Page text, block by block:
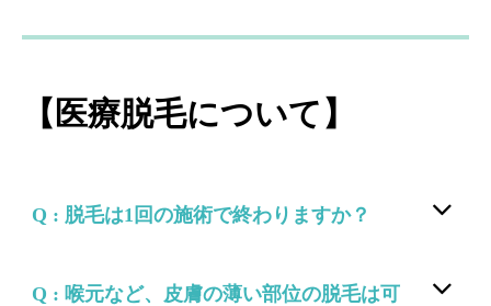
【医療脱毛について】
Q : 脱毛は1回の施術で終わりますか？
Q : 喉元など、皮膚の薄い部位の脱毛は可